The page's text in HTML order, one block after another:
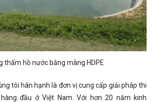
thấm hồ nước bằng màng HDPE
tôi hân hạnh là đơn vị cung cấp giải pháp thi
đầu ở Việt Nam. Với hơn 20 năm kinh